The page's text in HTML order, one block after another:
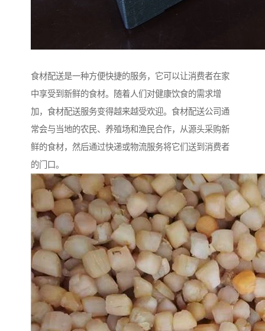
食材配送是一种方便快捷的服务，它可以让消费者在家
中享受到新鲜的食材。随着人们对健康饮食的需求增
加，食材配送服务变得越来越受欢迎。食材配送公司通
常会与当地的农民、养殖场和渔民合作，从源头采购新
鲜的食材，然后通过快递或物流服务将它们送到消费者
的门口。